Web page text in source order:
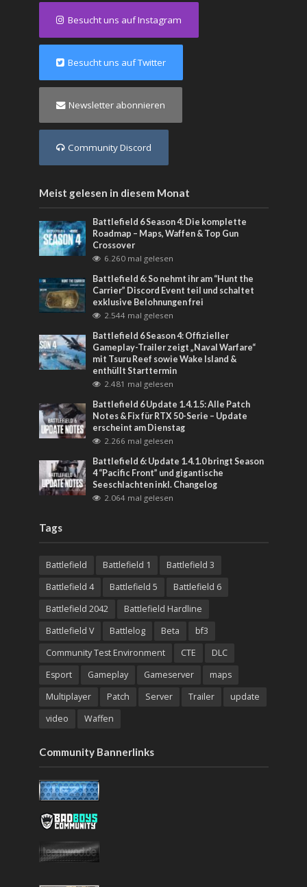
Besucht uns auf Instagram
Besucht uns auf Twitter
Newsletter abonnieren
Community Discord
Meist gelesen in diesem Monat
Battlefield 6 Season 4: Die komplette
Roadmap – Maps, Waffen & Top Gun
Crossover
6.260 mal gelesen
Battlefield 6: So nehmt ihr am “Hunt the
Carrier” Discord Event teil und schaltet
exklusive Belohnungen frei
2.544 mal gelesen
Battlefield 6 Season 4: Offizieller
Gameplay-Trailer zeigt „Naval Warfare“
mit Tsuru Reef sowie Wake Island &
enthüllt Starttermin
2.481 mal gelesen
Battlefield 6 Update 1.4.1.5: Alle Patch
Notes & Fix für RTX 50-Serie – Update
erscheint am Dienstag
2.266 mal gelesen
Battlefield 6: Update 1.4.1.0 bringt Season
4 “Pacific Front” und gigantische
Seeschlachten inkl. Changelog
2.064 mal gelesen
Tags
Battlefield Battlefield 1
Battlefield 3
Battlefield 4
Battlefield 5
Battlefield 6
Battlefield 2042
Battlefield Hardline
Battlefield V
Battlelog Beta
bf3
Community Test Environment
CTE
DLC
Esport
Gameplay Gameserver
maps
Multiplayer
Patch Server Trailer
update
video
Waffen
Community Bannerlinks